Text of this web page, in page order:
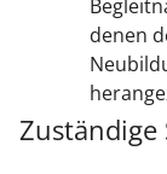
denen
Zuständige